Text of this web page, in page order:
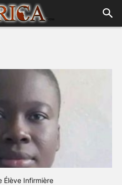
Élève Infirmière